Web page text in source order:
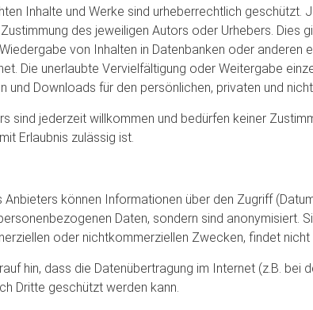
Inhalte und Werke sind urheberrechtlich
des jeweiligen Autors oder Urhebers. Dies
von Inhalten in Datenbanken oder
Die unerlaubte Vervielfältigung oder Weitergabe
und Downloads für den persönlichen, privaten und
sind jederzeit willkommen und bedürfen keiner
Erlaubnis zulässig ist.
Anbieters können Informationen über den Zugriff
Daten, sondern sind
oder nichtkommerziellen Zwecken, findet nicht
hin, dass die Datenübertragung im Internet (z.B. bei
Dritte geschützt werden kann.